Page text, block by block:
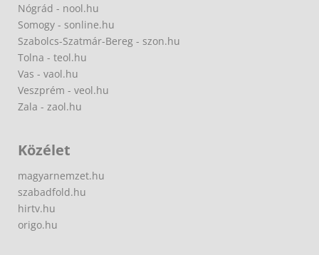
Nógrád - nool.hu
Somogy - sonline.hu
Szabolcs-Szatmár-Bereg - szon.hu
Tolna - teol.hu
Vas - vaol.hu
Veszprém - veol.hu
Zala - zaol.hu
Közélet
magyarnemzet.hu
szabadfold.hu
hirtv.hu
origo.hu